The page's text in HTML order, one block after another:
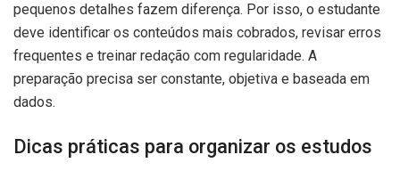
pequenos detalhes fazem diferença. Por isso, o estudante
deve identificar os conteúdos mais cobrados, revisar erros
frequentes e treinar redação com regularidade. A
preparação precisa ser constante, objetiva e baseada em
dados.
Dicas práticas para organizar os estudos